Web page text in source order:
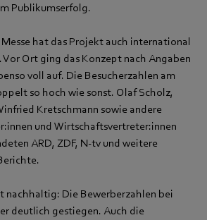
Publikumserfolg.
hat das Projekt auch international
Ort ging das Konzept nach Angaben
voll auf. Die Besucherzahlen am
so hoch wie sonst. Olaf Scholz,
Kretschmann sowie andere
und Wirtschaftsvertreter:innen
ARD, ZDF, N-tv und weitere
nachhaltig: Die Bewerberzahlen bei
deutlich gestiegen. Auch die